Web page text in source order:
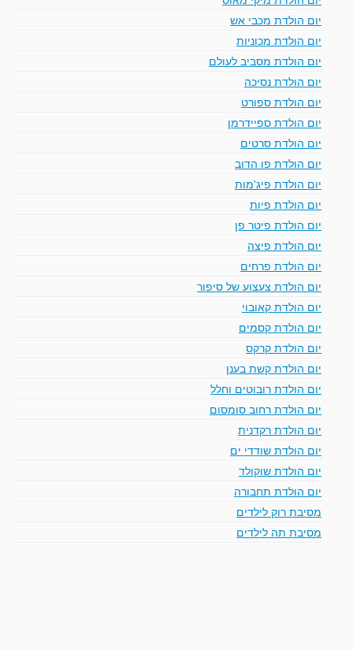
יום הולדת מכבי אש
יום הולדת מכוניות
יום הולדת מסביב לעולם
יום הולדת נסיכה
יום הולדת ספורט
יום הולדת ספיידרמן
יום הולדת סרטים
יום הולדת פו הדוב
יום הולדת פיג'מות
יום הולדת פיות
יום הולדת פיטר פן
יום הולדת פיצה
יום הולדת פרחים
יום הולדת צעצוע של סיפור
יום הולדת קאובוי
יום הולדת קסמים
יום הולדת קרקס
יום הולדת קשת בענן
יום הולדת רובוטים וחלל
יום הולדת רחוב סומסום
יום הולדת רקדנית
יום הולדת שודדי ים
יום הולדת שוקולד
יום הולדת תחבורה
מסיבת רוק לילדים
מסיבת תה לילדים